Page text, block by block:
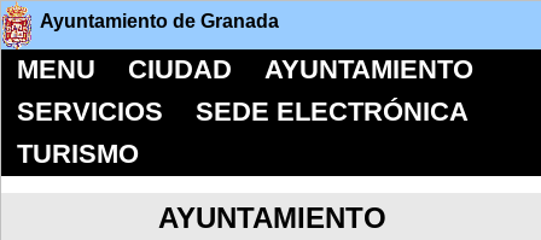
Ayuntamiento de Granada
MENU CIUDAD
AYUNTAMIENTO
SERVICIOS
SEDE ELECTRÓNICA
TURISMO
AYUNTAMIENTO